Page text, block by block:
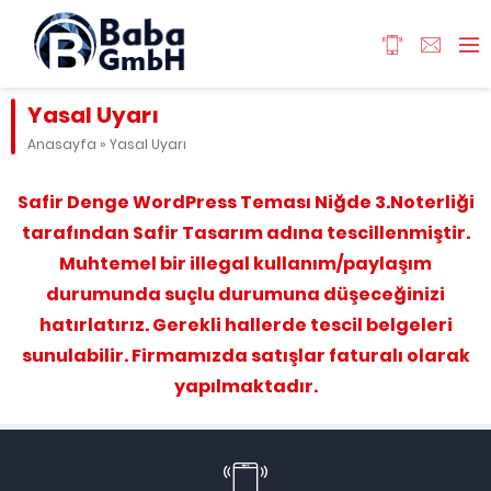
Yasal Uyarı
Anasayfa » Yasal Uyarı
Safir Denge WordPress Teması Niğde 3.Noterliği
tarafından Safir Tasarım adına tescillenmiştir.
Muhtemel bir illegal kullanım/paylaşım
durumunda suçlu durumuna düşeceğinizi
hatırlatırız. Gerekli hallerde tescil belgeleri
sunulabilir. Firmamızda satışlar faturalı olarak
yapılmaktadır.